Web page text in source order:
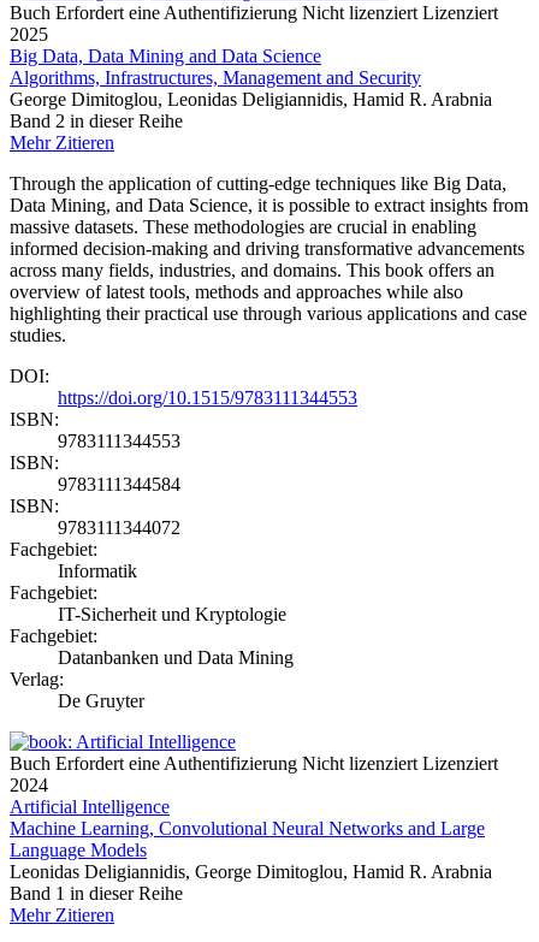
Buch Erfordert eine Authentifizierung Nicht lizenziert Lizenziert
2025
Big Data, Data Mining and Data Science
Algorithms, Infrastructures, Management and Security
George Dimitoglou, Leonidas Deligiannidis, Hamid R. Arabnia
Band 2 in dieser Reihe
Mehr Zitieren
Through the application of cutting-edge techniques like Big Data,
Data Mining, and Data Science, it is possible to extract insights from
massive datasets. These methodologies are crucial in enabling
informed decision-making and driving transformative advancements
across many fields, industries, and domains. This book offers an
overview of latest tools, methods and approaches while also
highlighting their practical use through various applications and case
studies.
DOI:
https://doi.org/10.1515/9783111344553
ISBN:
9783111344553
ISBN:
9783111344584
ISBN:
9783111344072
Fachgebiet:
Informatik
Fachgebiet:
IT-Sicherheit und Kryptologie
Fachgebiet:
Datanbanken und Data Mining
Verlag:
De Gruyter
Buch Erfordert eine Authentifizierung Nicht lizenziert Lizenziert
2024
Artificial Intelligence
Machine Learning, Convolutional Neural Networks and Large
Language Models
Leonidas Deligiannidis, George Dimitoglou, Hamid R. Arabnia
Band 1 in dieser Reihe
Mehr Zitieren